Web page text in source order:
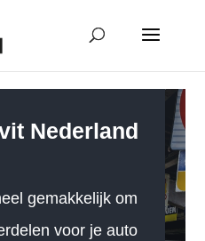
Nederland
gemakkelijk om
voor je auto